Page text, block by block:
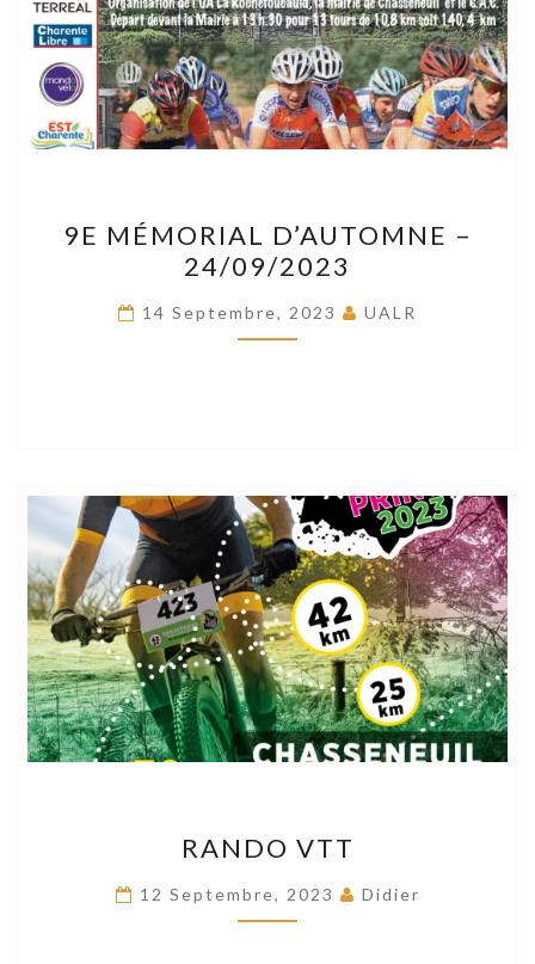
MÉMORIAL
D’AUTOMNE
–
24/09/2023
9E MÉMORIAL D’AUTOMNE –
24/09/2023
14 Septembre, 2023 UALR
VTT
RANDO VTT
12 Septembre, 2023 Didier